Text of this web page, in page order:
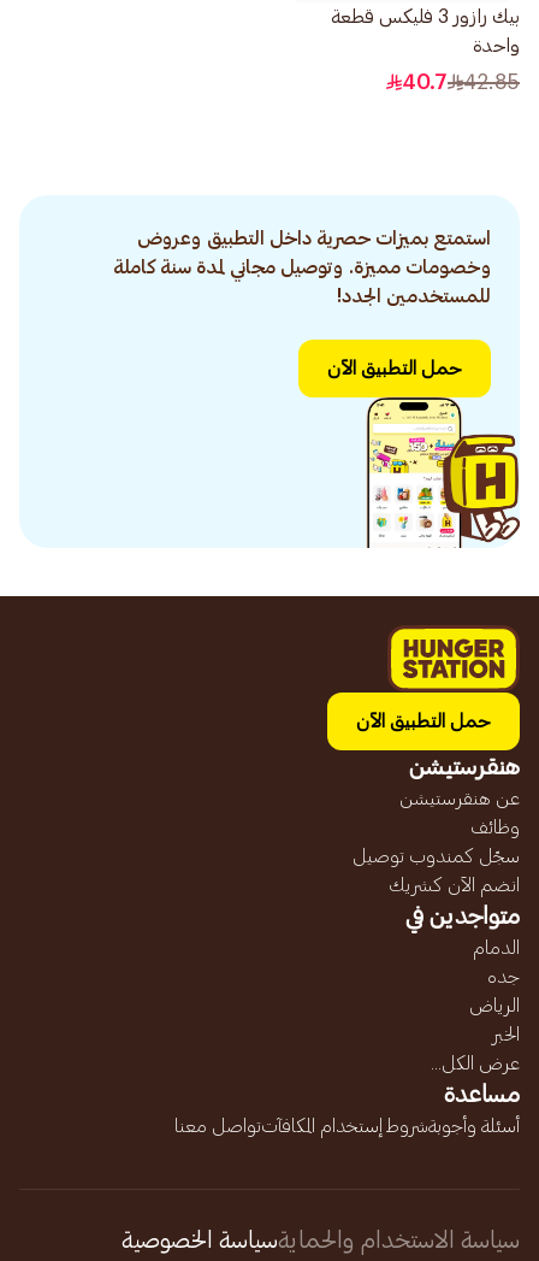
بيك رازور 3 فليكس قطعة
واحدة
42.85
40.7
استمتع بميزات حصرية داخل التطبيق وعروض
وخصومات مميزة. وتوصيل مجاني لمدة سنة كاملة
للمستخدمين الجدد!
حمل التطبيق الآن
حمل التطبيق الآن
هنقرستيشن
عن هنقرستيشن
وظائف
سجّل كمندوب توصيل
انضم الآن كشريك
متواجدين في
الدمام
جده
الرياض
الخبر
عرض الكل...
مساعدة
أسئلة وأجوبةشروط إستخدام المكافآتتواصل معنا
سياسة الاستخدام والحمايةسياسة الخصوصية